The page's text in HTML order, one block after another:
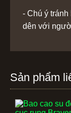
- Chú ý
dên với
Sản phẩm